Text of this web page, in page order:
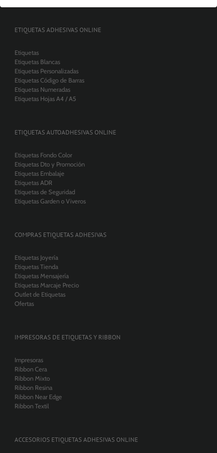
ETIQUETAS ADHESIVAS ONLINE
Etiquetas
Etiquetas Blancas
Etiquetas Personalizadas
Etiquetas Código de Barras
Etiquetas Numeradas
Etiquetas Hojas A4 / A5
ETIQUETAS AUTOADHESIVAS ONLINE
Etiquetas Fondo Color
Etiquetas Dto y Promoción
Etiquetas Embalaje
Etiquetas ADR
Etiquetas de Seguridad
Etiquetas Garden o Viveros
COMPRAS ETIQUETAS ADHESIVAS
Etiquetas Joyería
Etiquetas Tienda
Etiquetas Mensajería
Etiquetas Marcaje Precio
Outlet de Etiquetas
Ofertas
IMPRESORAS DE ETIQUETAS Y RIBBON
Impresoras
Ribbon Cera
Ribbon Mixto
Ribbon Resina
Ribbon Near Edge
Ribbon Textil
ACCESORIOS ETIQUETAS ADHESIVAS ONLINE